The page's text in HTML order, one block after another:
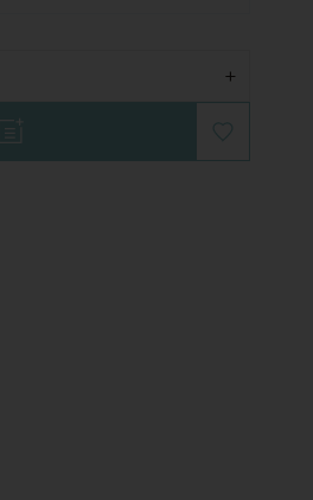
+
TOE